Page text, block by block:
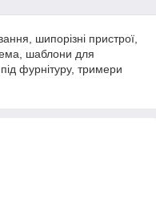
шипорізні пристрої,
шаблони для
фурнітуру, тримери